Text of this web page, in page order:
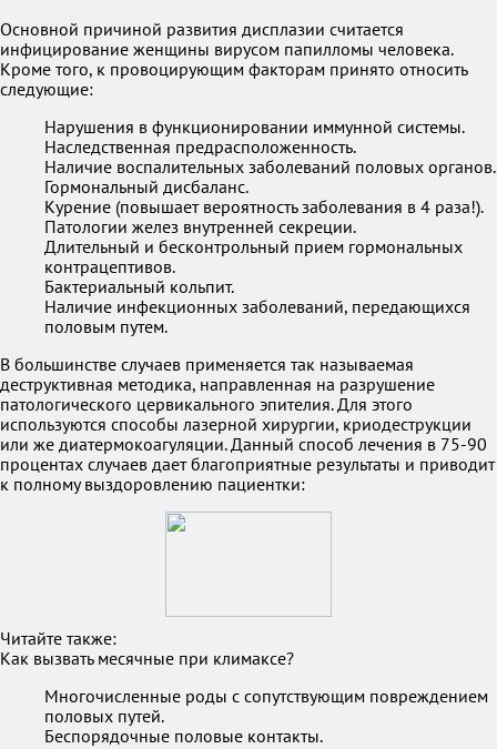
Основной причиной развития дисплазии считается
инфицирование женщины вирусом папилломы человека.
Кроме того, к провоцирующим факторам принято относить
следующие:
Нарушения в функционировании иммунной системы.
Наследственная предрасположенность.
Наличие воспалительных заболеваний половых органов.
Гормональный дисбаланс.
Курение (повышает вероятность заболевания в 4 раза!).
Патологии желез внутренней секреции.
Длительный и бесконтрольный прием гормональных
контрацептивов.
Бактериальный кольпит.
Наличие инфекционных заболеваний, передающихся
половым путем.
В большинстве случаев применяется так называемая
деструктивная методика, направленная на разрушение
патологического цервикального эпителия. Для этого
используются способы лазерной хирургии, криодеструкции
или же диатермокоагуляции. Данный способ лечения в 75-90
процентах случаев дает благоприятные результаты и приводит
к полному выздоровлению пациентки:
Читайте также:
Как вызвать месячные при климаксе?
Многочисленные роды с сопутствующим повреждением
половых путей.
Беспорядочные половые контакты.